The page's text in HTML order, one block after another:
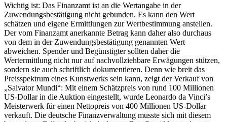
Wichtig ist: Das Finanzamt ist an die Wertangabe in der
Zuwendungsbestätigung nicht gebunden. Es kann den Wert
schätzen und eigene Ermittlungen zur Wertbestimmung anstellen.
Der vom Finanzamt anerkannte Betrag kann daher also durchaus
von dem in der Zuwendungsbestätigung genannten Wert
abweichen. Spender und Begünstigter sollten daher die
Wertermittlung nicht nur auf nachvollziehbare Erwägungen stützen,
sondern sie auch schriftlich dokumentieren. Denn wie breit das
Preisspektrum eines Kunstwerks sein kann, zeigt der Verkauf von
„Salvator Mundi“: Mit einem Schätzpreis von rund 100 Millionen
US-Dollar in die Auktion eingestellt, wurde Leonardo da Vinci’s
Meisterwerk für einen Nettopreis von 400 Millionen US-Dollar
verkauft. Die deutsche Finanzverwaltung musste sich mit diesem